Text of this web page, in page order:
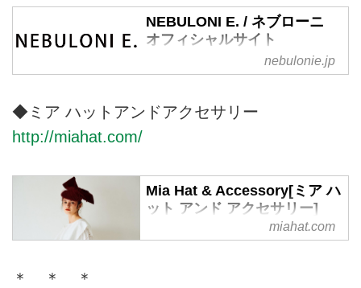
NEBULONI E. / ネブローニ
オフィシャルサイト
NEBULONI Eネブローニのオフィ
年前半にEugenio Nebulonieによ
定評のある老舗ブランド。創立者
たちから受け継がれた伝統的な靴
作りの製法をそのままに、今もな
お熟練された職人がハンドメイド
nebulonie.jp
◆ミア ハットアンドアクセサリー
http://miahat.com/
Mia Hat & Accessory[ミア ハ
ット アンド アクセサリー]
miahat.com
＊ ＊ ＊